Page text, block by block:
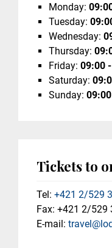
Monday:
Tuesday:
Wednesday:
Thursday:
Friday: 09:00
Saturday:
Sunday:
Tickets to
Tel: +421 2/529
Fax: +421 2/529
E-mail: